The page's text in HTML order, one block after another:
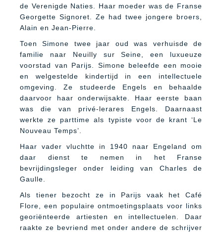
de Verenigde Naties. Haar moeder was de Franse
Georgette Signoret. Ze had twee jongere broers,
Alain en Jean-Pierre.
Toen Simone twee jaar oud was verhuisde de
familie naar Neuilly sur Seine, een luxueuze
voorstad van Parijs. Simone beleefde een mooie
en welgestelde kindertijd in een intellectuele
omgeving. Ze studeerde Engels en behaalde
daarvoor haar onderwijsakte. Haar eerste baan
was die van privé-lerares Engels. Daarnaast
werkte ze parttime als typiste voor de krant ‘Le
Nouveau Temps’.
Haar vader vluchtte in 1940 naar Engeland om
daar dienst te nemen in het Franse
bevrijdingsleger onder leiding van Charles de
Gaulle.
Als tiener bezocht ze in Parijs vaak het Café
Flore, een populaire ontmoetingsplaats voor links
georiënteerde artiesten en intellectuelen. Daar
raakte ze bevriend met onder andere de schrijver